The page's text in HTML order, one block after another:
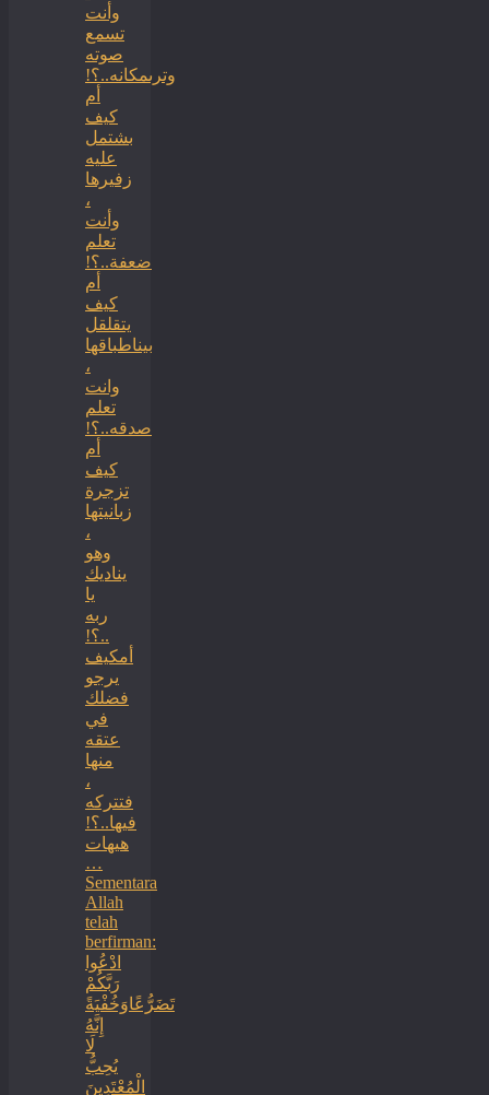
وأنت
تسمع
صوته
وترىمكانه..؟!
أم
كيف
بشتمل
عليه
زفيرها
،
وأنت
تعلم
ضعفة..؟!
أم
كيف
يتقلقل
بيناطباقها
،
وانت
تعلم
صدقه..؟!
أم
كيف
تزجرة
زبانيتها
،
وهو
يناديك
يا
ربه
..؟!
أمكيف
يرجو
فضلك
في
عتقه
منها
،
فتتركه
فيها..؟!
هيهات
…
Sementara
Allah
telah
berfirman:
ادْعُوا
رَبَّكُمْ
تَضَرُّعًاوَخُفْيَةً
إِنَّهُ
لَا
يُحِبُّ
الْمُعْتَدِينَ